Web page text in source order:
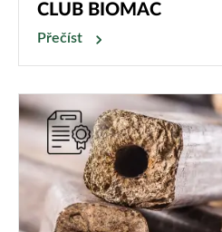
CLUB BIOMAC
Přečíst